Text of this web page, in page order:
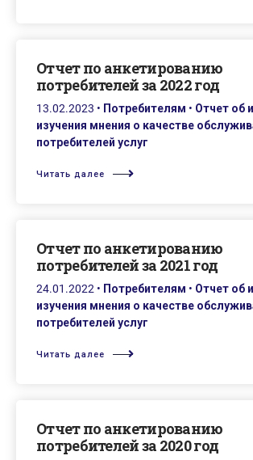
Oтчет по анкетированию
потребителей за 2022 год
13.02.2023 • Потребителям • Отчет об
изучения мнения о качестве
потребителей услуг
Читать далее
Oтчет по анкетированию
потребителей за 2021 год
24.01.2022 • Потребителям • Отчет об
изучения мнения о качестве
потребителей услуг
Читать далее
Oтчет по анкетированию
потребителей за 2020 год